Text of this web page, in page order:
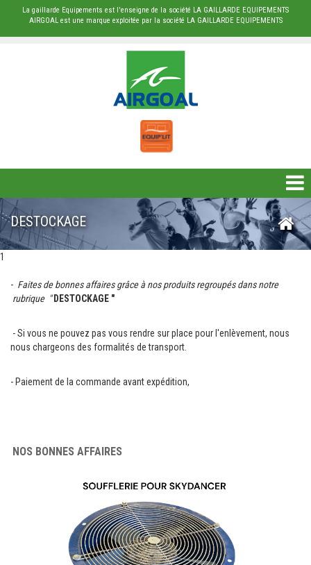
La gaillarde Equipements est l'enseigne de la société LA GAILLARDE EQUIPEMENTS
AIRGOAL est une marque exploitée par la société LA GAILLARDE EQUIPEMENTS
DESTOCKAGE
BÂCHE
PROTECTION
TENTE PLIANTE ET PARASOL
DESTOCKAGE
1
- Faites de bonnes affaires grâce à nosproduits regroupés dans notre
rubrique "DESTOCKAGE "
- Si vous ne pouvez pas vous rendre sur place pour l'enlèvement, nous
nous chargeons des formalités de transport.
- Paiement de la commande avant expédition,
NOS BONNES AFFAIRES